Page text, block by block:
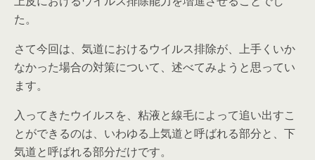
た。
さて今回は、気道におけるウイルス排除が、上手くいか
なかった場合の対策について、述べてみようと思ってい
ます。
入ってきたウイルスを、粘液と線毛によって追い出すこ
とができるのは、いわゆる上気道と呼ばれる部分と、下
気道と呼ばれる部分だけです。